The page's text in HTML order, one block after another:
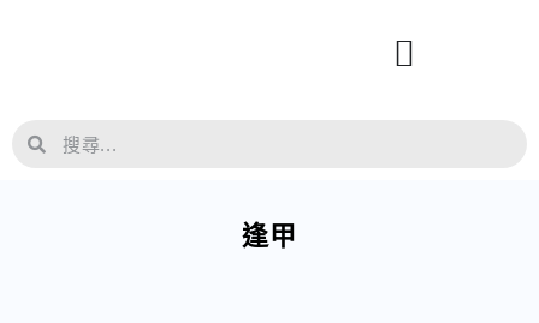
逢甲